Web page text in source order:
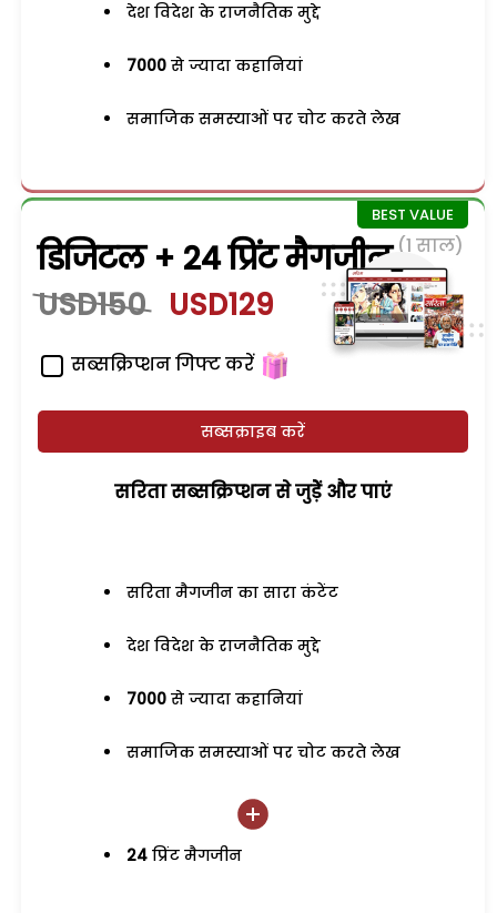
देश विदेश के राजनैतिक मुद्दे
7000 से ज्यादा कहानियां
समाजिक समस्याओं पर चोट करते लेख
डिजिटल + 24 प्रिंट मैगजीन (1 साल)
USD150 USD129
सब्सक्रिप्शन गिफ्ट करें
सब्सक्राइब करें
सरिता सब्सक्रिप्शन से जुड़ेें और पाएं
सरिता मैगजीन का सारा कंटेंट
देश विदेश के राजनैतिक मुद्दे
7000 से ज्यादा कहानियां
समाजिक समस्याओं पर चोट करते लेख
24 प्रिंट मैगजीन